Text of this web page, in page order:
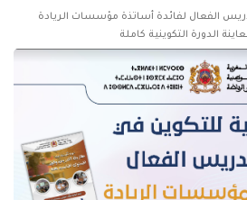
الفعال لفائدة أساتذة مؤسسات الريادة